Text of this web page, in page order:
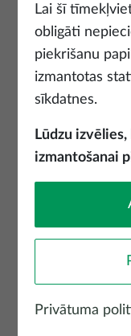
maršruti
Skatīt vairāk
Idejas
bērnie...
Lai šī
obligāti
piekrišanu
izmantotas
sīkdatnes.
Lūdzu
izmantošanai
Privātuma